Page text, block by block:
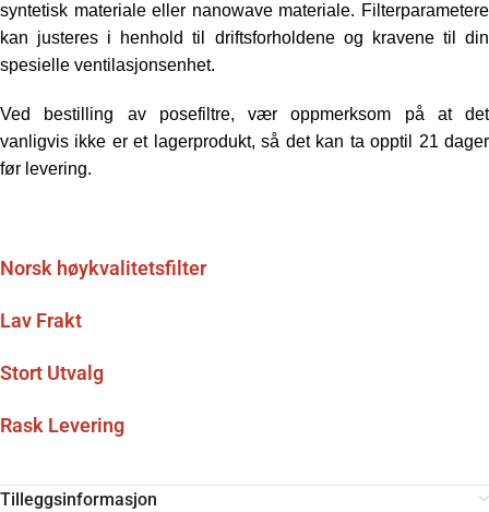
syntetisk materiale eller nanowave materiale. Filterparametere
kan justeres i henhold til driftsforholdene og kravene til din
spesielle ventilasjonsenhet.
Ved bestilling av posefiltre, vær oppmerksom på at det
vanligvis ikke er et lagerprodukt, så det kan taopptil 21 dager
før levering.
Norsk høykvalitetsfilter
Lav Frakt
Stort Utvalg
Rask Levering
Tilleggsinformasjon